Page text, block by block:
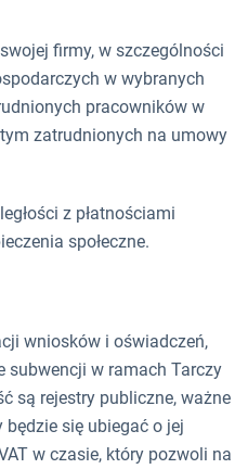
firmy, w szczególności
w wybranych
pracowników w
zatrudnionych na umowy
z płatnościami
społeczne.
wniosków i oświadczeń,
subwencji w ramach Tarczy
są rejestry publiczne, ważne
będzie się ubiegać o jej
w czasie, który pozwoli na